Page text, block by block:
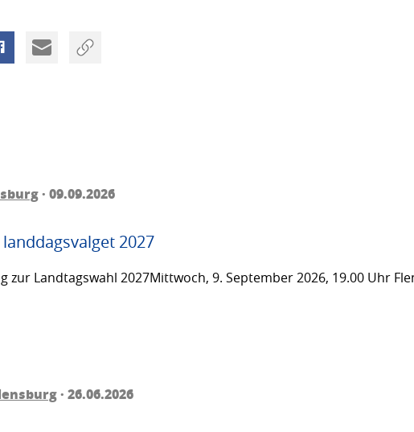
· 09.09.2026
2027
zur Landtagswahl 2027Mittwoch, 9. September 2026, 19.00 Uhr
· 26.06.2026